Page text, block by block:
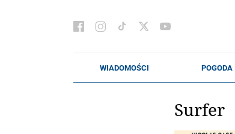
Surfer